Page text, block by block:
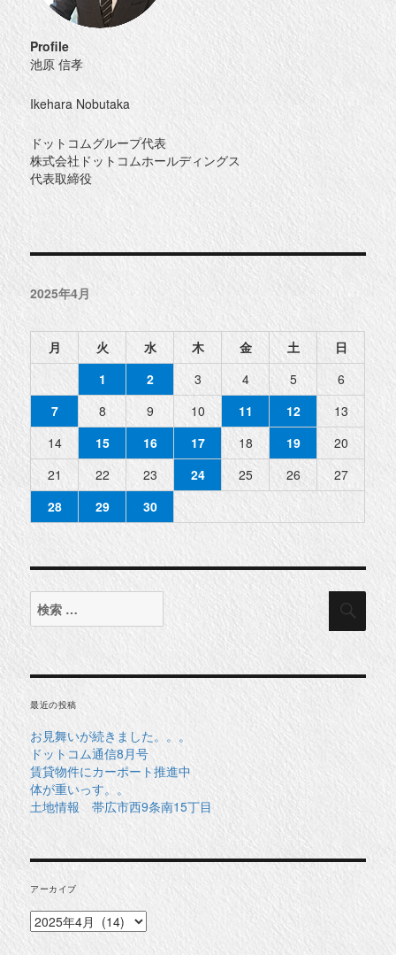
Profile
池原 信孝
Ikehara Nobutaka
ドットコムグループ代表
株式会社ドットコムホールディングス
代表取締役
2025年4月
月 火 水 木 金 土
日
1
2 3 4 5
6
7
8 9 10 11 12
13
14
15 16 17 18 19
20
21
22 23 24 25 26
27
28
29 30
検
索
対
象:
最近の投稿
お見舞いが続きました。。。
ドットコム通信8月号
賃貸物件にカーポート推進中
体が重いっす。。
土地情報 帯広市西9条南15丁目
アーカイブ
ア
ー